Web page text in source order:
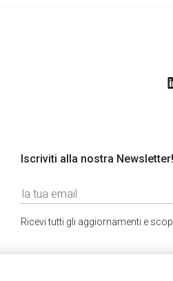
Iscriviti alla nostra Newsletter!
Ricevi tutti gli aggiornamenti e